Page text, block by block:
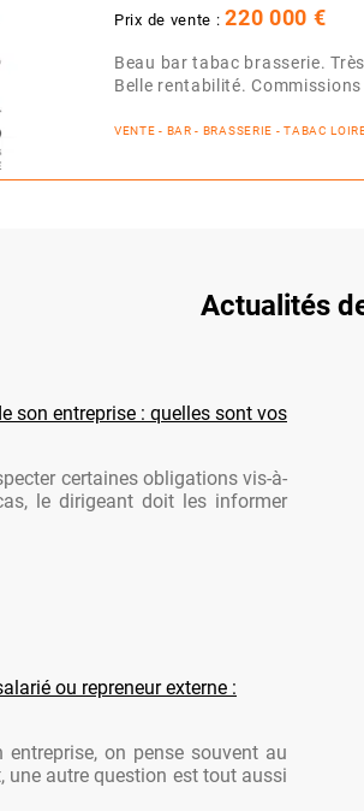
Prix de vente :220 000 €
Beau bar tabac brasserie.
Belle rentabilité.
VENTE - BAR - BRASSERIE - TABAC
Actualités
son entreprise : quelles sont vos
certaines obligations vis-à-
le dirigeant doit les informer
ou repreneur externe :
on pense souvent au
autre question est tout aussi